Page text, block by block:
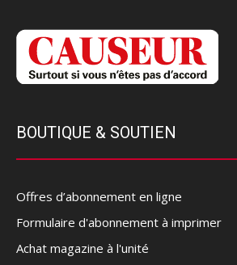
BOUTIQUE & SOUTIEN
Offres d’abonnement en ligne
Formulaire d'abonnement à imprimer
Achat magazine à l'unité